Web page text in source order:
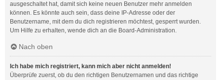
ausgeschaltet hat, damit sich keine neuen Benutzer mehr anmelden
können. Es könnte auch sein, dass deine IP-Adresse oder der
Benutzername, mit dem du dich registrieren möchtest, gesperrt wurden.
Um Hilfe zu erhalten, wende dich an die Board-Administration.
Nach oben
Ich habe mich registriert, kann mich aber nicht anmelden!
Überprüfe zuerst, ob du den richtigen Benutzernamen und das richtige